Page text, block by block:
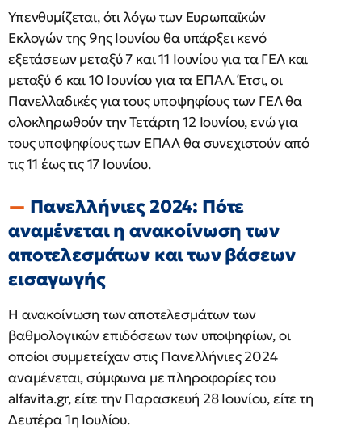
Υπενθυμίζεται, ότι λόγω των Ευρωπαϊκών
Εκλογών της 9ης Ιουνίου θα υπάρξει κενό
εξετάσεων μεταξύ 7 και 11 Ιουνίου για τα ΓΕΛ και
μεταξύ 6 και 10 Ιουνίου για τα ΕΠΑΛ. Έτσι, οι
Πανελλαδικές για τους υποψηφίους των ΓΕΛ θα
ολοκληρωθούν την Τετάρτη 12 Ιουνίου, ενώ για
τους υποψηφίους των ΕΠΑΛ θα συνεχιστούν από
τις 11 έως τις 17 Ιουνίου.
Πανελλήνιες 2024: Πότε
αναμένεται η ανακοίνωση των
αποτελεσμάτων και των βάσεων
εισαγωγής
Η ανακοίνωση των αποτελεσμάτων των
βαθμολογικών επιδόσεων των υποψηφίων, οι
οποίοι συμμετείχαν στις Πανελλήνιες 2024
αναμένεται, σύμφωνα με πληροφορίες του
alfavita.gr, είτε την Παρασκευή 28 Ιουνίου, είτε τη
Δευτέρα 1η Ιουλίου.